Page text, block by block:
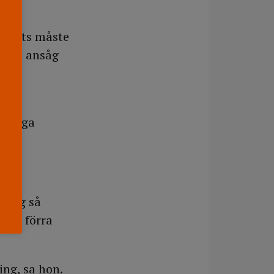
måste
ansåg
sig så
förra
sa hon.